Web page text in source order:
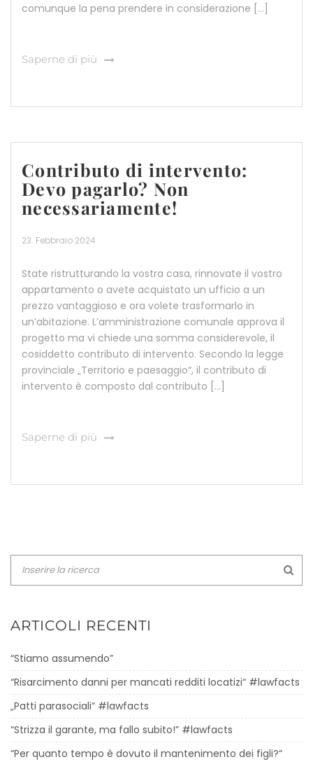
comunque la pena prendere in considerazione […]
Saperne di più
Contributo di intervento:
Devo pagarlo? Non
necessariamente!
23. Febbraio 2024
State ristrutturando la vostra casa, rinnovate il vostro
appartamento o avete acquistato un ufficio a un
prezzo vantaggioso e ora volete trasformarlo in
un’abitazione. L’amministrazione comunale approva il
progetto ma vi chiede una somma considerevole, il
cosiddetto contributo di intervento. Secondo la legge
provinciale „Territorio e paesaggio“, il contributo di
intervento è composto dal contributo […]
Saperne di più
ARTICOLI RECENTI
“Stiamo assumendo”
“Risarcimento danni per mancati redditi locatizi“ #lawfacts
„Patti parasociali“ #lawfacts
“Strizza il garante, ma fallo subito!” #lawfacts
“Per quanto tempo è dovuto il mantenimento dei figli?“